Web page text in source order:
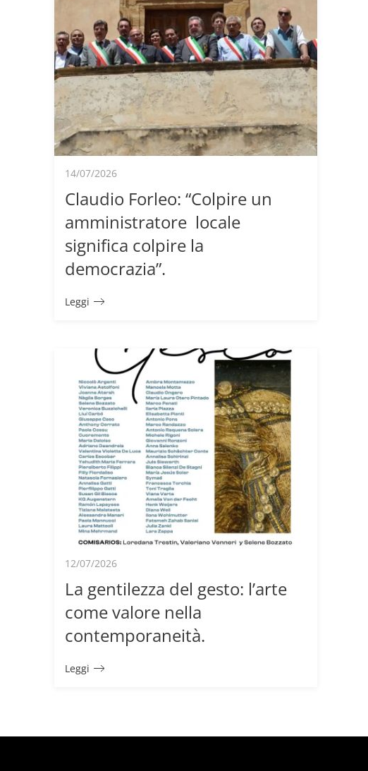
14/07/2026
Claudio Forleo: “Colpire un
amministratore locale
significa colpire la
democrazia”.
Leggi
12/07/2026
La gentilezza del gesto: l’arte
come valore nella
contemporaneità.
Leggi